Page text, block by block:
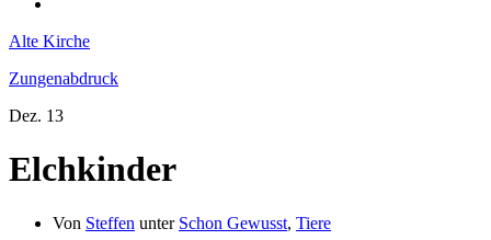
Alte Kirche
Zungenabdruck
Dez. 13
Elchkinder
Von Steffen unter Schon Gewusst, Tiere